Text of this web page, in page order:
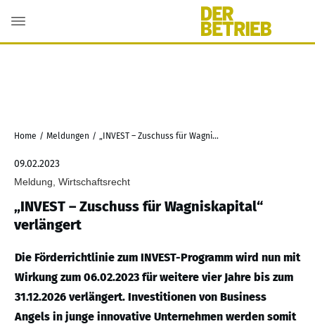
Home / Meldungen / „INVEST – Zuschuss für Wagniskapital“ verlängert
09.02.2023
Meldung, Wirtschaftsrecht
„INVEST – Zuschuss für Wagniskapital“
verlängert
Die Förderrichtlinie zum INVEST-Programm wird nun mit
Wirkung zum 06.02.2023 für weitere vier Jahre bis zum
31.12.2026 verlängert. Investitionen von Business
Angels in junge innovative Unternehmen werden somit